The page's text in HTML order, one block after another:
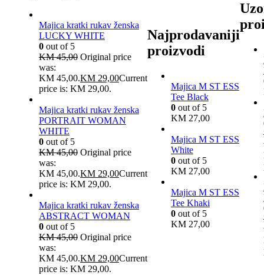
Majica kratki rukav ženska
LUCKY WHITE
0out of 5
KM45,00 Original price
was:
KM 45,00.KM29,00Current
price is: KM 29,00.
Majica kratki rukav ženska
PORTRAIT WOMAN
WHITE
0out of 5
KM45,00 Original price
was:
KM 45,00.KM29,00Current
price is: KM 29,00.
Majica kratki rukav ženska
ABSTRACT WOMAN
0out of 5
KM45,00 Original price
was:
KM 45,00.KM29,00Current
price is: KM 29,00.
Najprodavaniji
proizvodi
Majica M ST ESS
Tee Black
0out of 5
KM27,00
Majica M ST ESS
White
0out of 5
KM27,00
Majica M ST ESS
Tee Khaki
0out of 5
KM27,00